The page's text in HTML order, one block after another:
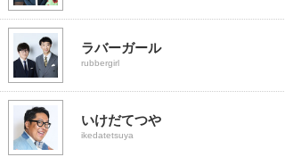
ラバーガール
rubbergirl
いけだてつや
ikedatetsuya